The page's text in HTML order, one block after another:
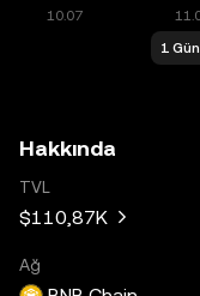
1 Gün
Hakkında
TVL
$110,87K
Ağ